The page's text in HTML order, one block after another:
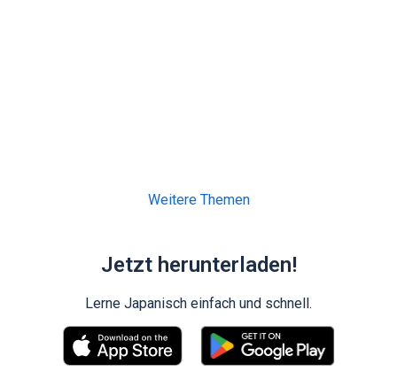
Weitere Themen
Jetzt herunterladen!
Lerne Japanisch einfach und schnell.